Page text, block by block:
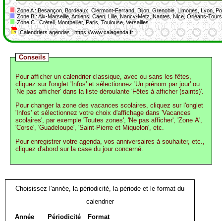
Zone A : Besançon, Bordeaux, Clermont-Ferrand, Dijon, Grenoble, Limoges, Lyon,
Zone B : Aix-Marseille, Amiens, Caen, Lille, Nancy-Metz, Nantes, Nice, Orléans-
Zone C : Créteil, Montpellier, Paris, Toulouse, Versailles.
Calendriers agendas : https://www.calagenda.fr
Conseils
Pour afficher un calendrier classique, avec ou sans les fêtes,
cliquez sur l'onglet 'Infos' et sélectionnez 'Un prénom par jour' ou
'Ne pas afficher' dans la liste déroulante 'Fêtes à afficher (saints)'.
Pour changer la zone des vacances scolaires, cliquez sur l'onglet
'Infos' et sélectionnez votre choix d'affichage dans 'Vacances
scolaires', par exemple 'Toutes zones', 'Ne pas afficher', 'Zone A',
'Corse', 'Guadeloupe', 'Saint-Pierre et Miquelon', etc.
Pour enregistrer votre agenda, vos anniversaires à souhaiter, etc.,
cliquez d'abord sur la case du jour concerné.
Choisissez l'année, la périodicité, la période et le format du
calendrier
Année Périodicité Format